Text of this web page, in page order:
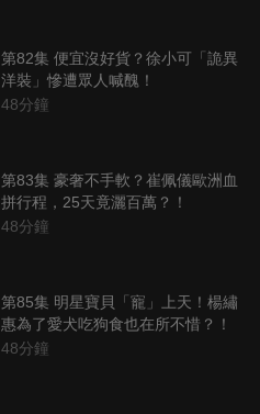
第82集 便宜沒好貨？徐小可「詭異
洋裝」慘遭眾人喊醜！
48分鐘
第83集 豪奢不手軟？崔佩儀歐洲血
拼行程，25天竟灑百萬？！
48分鐘
第85集 明星寶貝「寵」上天！楊繡
惠為了愛犬吃狗食也在所不惜？！
48分鐘